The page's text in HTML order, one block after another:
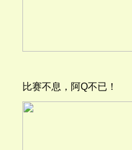
比赛不息，阿Q不已！